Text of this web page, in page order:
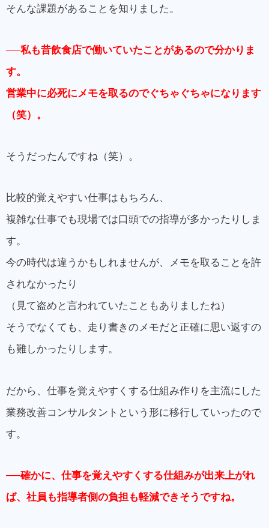
そんな課題があることを知りました。
──私も昔飲食店で働いていたことがあるので分かりま
す。
営業中に必死にメモを取るのでぐちゃぐちゃになります
（笑）。
そうだったんですね（笑）。
比較的覚えやすい仕事はもちろん、
複雑な仕事でも現場では口頭での指導が多かったりしま
す。
今の時代は違うかもしれませんが、メモを取ることを許
されなかったり
（見て盗めと言われていたこともありましたね）
そうでなくても、走り書きのメモだと正確に思い返すの
も難しかったりします。
だから、仕事を覚えやすくする仕組み作りを主流にした
業務改善コンサルタントという形に移行していったので
す。
──確かに、仕事を覚えやすくする仕組みが出来上がれ
ば、社員も指導者側の負担も軽減できそうですね。